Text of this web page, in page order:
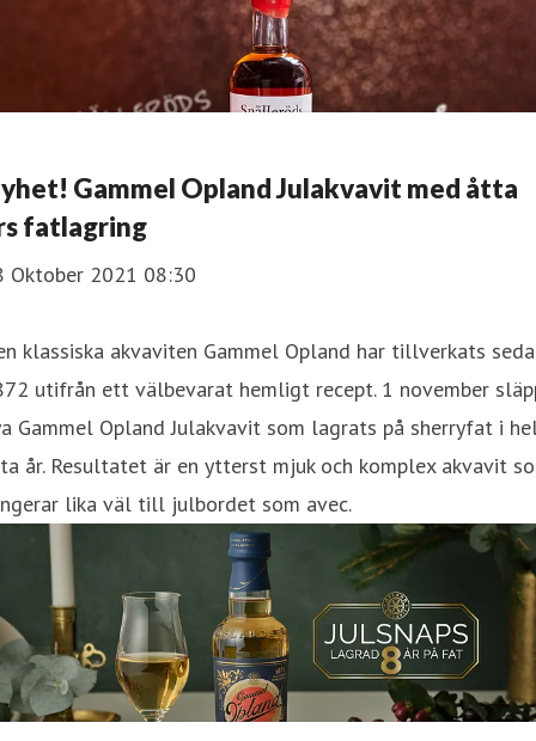
Gammel Opland Julakvavit med åtta
fatlagring
Oktober 2021 08:30
klassiska akvaviten Gammel Opland har tillverkats
utifrån ett välbevarat hemligt recept. 1 november
Gammel Opland Julakvavit som lagrats på sherryfat i
år. Resultatet är en ytterst mjuk och komplex akvavit
lika väl till julbordet som avec.